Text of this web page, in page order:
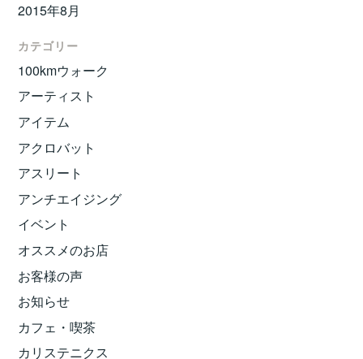
2015年8月
カテゴリー
100kmウォーク
アーティスト
アイテム
アクロバット
アスリート
アンチエイジング
イベント
オススメのお店
お客様の声
お知らせ
カフェ・喫茶
カリステニクス